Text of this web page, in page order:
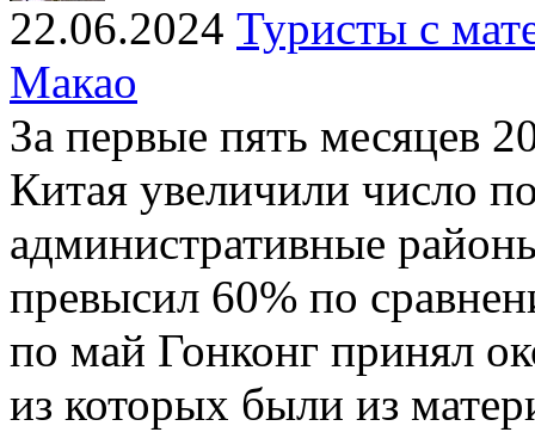
22.06.2024 Туристы с
Макао
За первые пять месяцев
Китая увеличили число
административные
превысил 60% по
по май Гонконг принял
из которых были из